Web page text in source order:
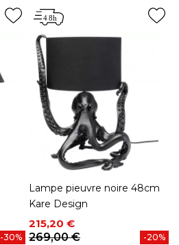
-30%
Lampe pieuvre noire 48cm
Kare Design
Prix
215,20 €
Prix de base
269,00 €
-20%